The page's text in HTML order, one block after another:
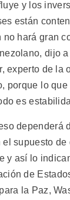
y los
están
hará gran
dijo
experto de la
porque lo
es
dependerá
el supuesto
y así lo
de
la Paz,